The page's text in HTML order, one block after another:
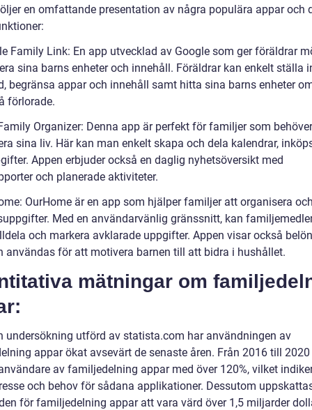
en omfattande presentation av några populära appar och
Family Link: En app utvecklad av Google som ger föräldrar
sina barns enheter och innehåll. Föräldrar kan enkelt ställa
begränsa appar och innehåll samt hitta sina barns enheter
förlorade.
Organizer: Denna app är perfekt för familjer som behöver
sina liv. Här kan man enkelt skapa och dela kalendrar,
Appen erbjuder också en daglig nyhetsöversikt med
och planerade aktiviteter.
OurHome är en app som hjälper familjer att organisera
Med en användarvänlig gränssnitt, kan
och markera avklarade uppgifter. Appen visar också
användas för att motivera barnen till att bidra i hushållet.
mätningar om
undersökning utförd av statista.com har användningen av
appar ökat avsevärt de senaste åren. Från 2016 till
av familjedelning appar med över 120%, vilket
och behov för sådana applikationer. Dessutom
för familjedelning appar att vara värd över 1,5 miljarder